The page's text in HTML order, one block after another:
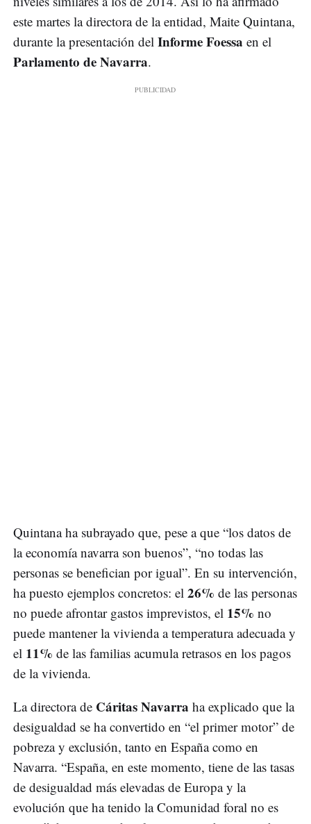
este martes la directora de la entidad, Maite Quintana,
durante la presentación del Informe Foessa en el
Parlamento de Navarra.
Quintana ha subrayado que, pese a que “los datos de
la economía navarra son buenos”, “no todas las
personas se benefician por igual”. En su intervención,
ha puesto ejemplos concretos: el 26% de las personas
no puede afrontar gastos imprevistos, el 15% no
puede mantener la vivienda a temperatura adecuada y
el 11% de las familias acumula retrasos en los pagos
de la vivienda.
La directora de Cáritas Navarra ha explicado que la
desigualdad se ha convertido en “el primer motor” de
pobreza y exclusión, tanto en España como en
Navarra. “España, en este momento, tiene de las tasas
de desigualdad más elevadas de Europa y la
evolución que ha tenido la Comunidad foral no es